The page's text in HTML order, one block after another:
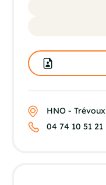
HNO - Trévoux
04 74 10 51 21